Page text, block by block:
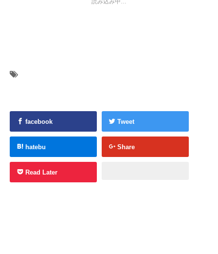
読み込み中…
facebook Tweet
hatebu Share
Read Later